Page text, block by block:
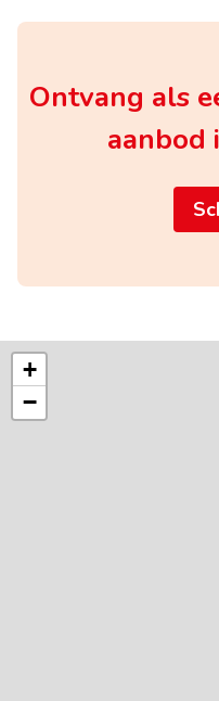
Ontvang als
aanbod
+
−